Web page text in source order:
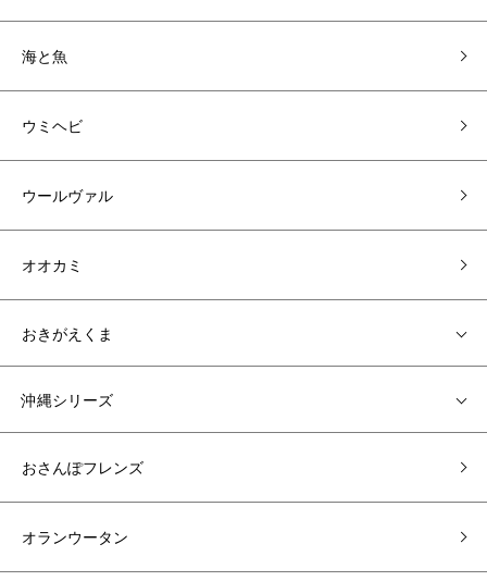
海と魚
ウミヘビ
ウールヴァル
オオカミ
おきがえくま
沖縄シリーズ
おさんぽフレンズ
オランウータン